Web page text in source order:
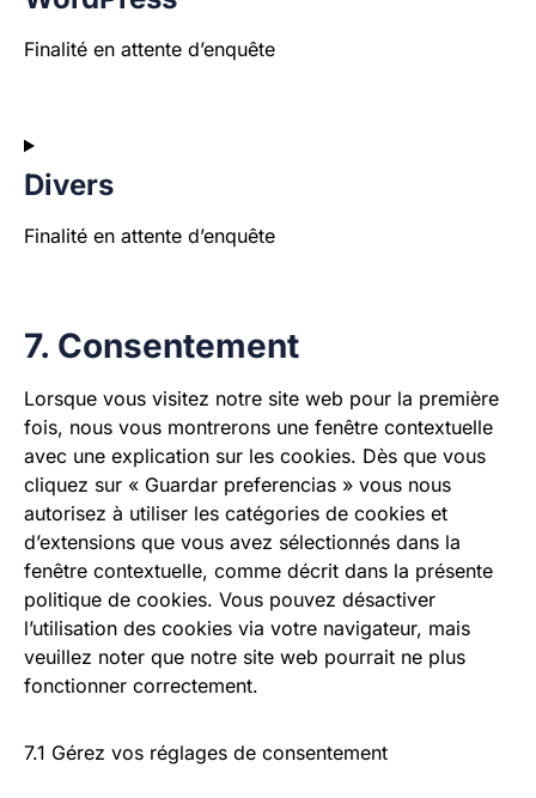
Finalité en attente d’enquête
Divers
Finalité en attente d’enquête
7. Consentement
Lorsque vous visitez notre site web pour la première
fois, nous vous montrerons une fenêtre contextuelle
avec une explication sur les cookies. Dès que vous
cliquez sur « Guardar preferencias » vous nous
autorisez à utiliser les catégories de cookies et
d’extensions que vous avez sélectionnés dans la
fenêtre contextuelle, comme décrit dans la présente
politique de cookies. Vous pouvez désactiver
l’utilisation des cookies via votre navigateur, mais
veuillez noter que notre site web pourrait ne plus
fonctionner correctement.
7.1 Gérez vos réglages de consentement